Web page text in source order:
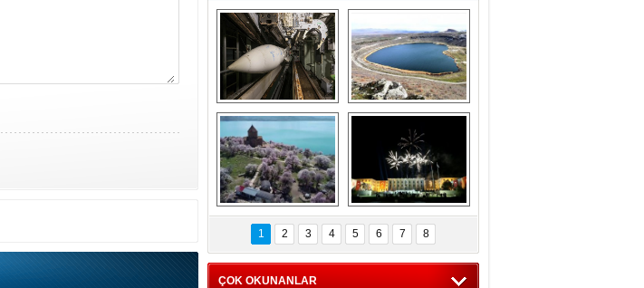
Askeri gemi
mezarlığındaki terk
edilmiş gemilerin
etkileyici
görüntüleri
Kapadokya'nın
ilkbaharda bir başka
güzel
Ziyaretçisiz kalan
Akdamar Adası
badem çiçekleri ile
görsel bir güzellik
Haftanın
fotoğrafları
1 2 3 4 5 6 7 8
ÇOK OKUNANLAR